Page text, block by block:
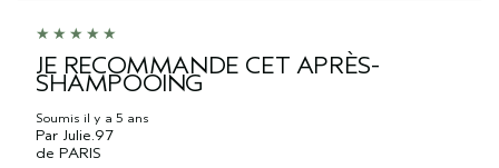
JE RECOMMANDE CET APRÈS-
SHAMPOOING
Soumis il y a 5 ans
Par Julie.97
de PARIS